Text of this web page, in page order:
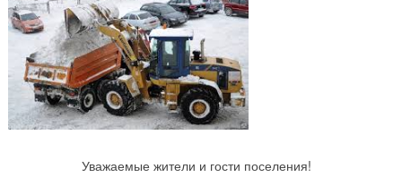
Уважаемые жители и гости поселения!